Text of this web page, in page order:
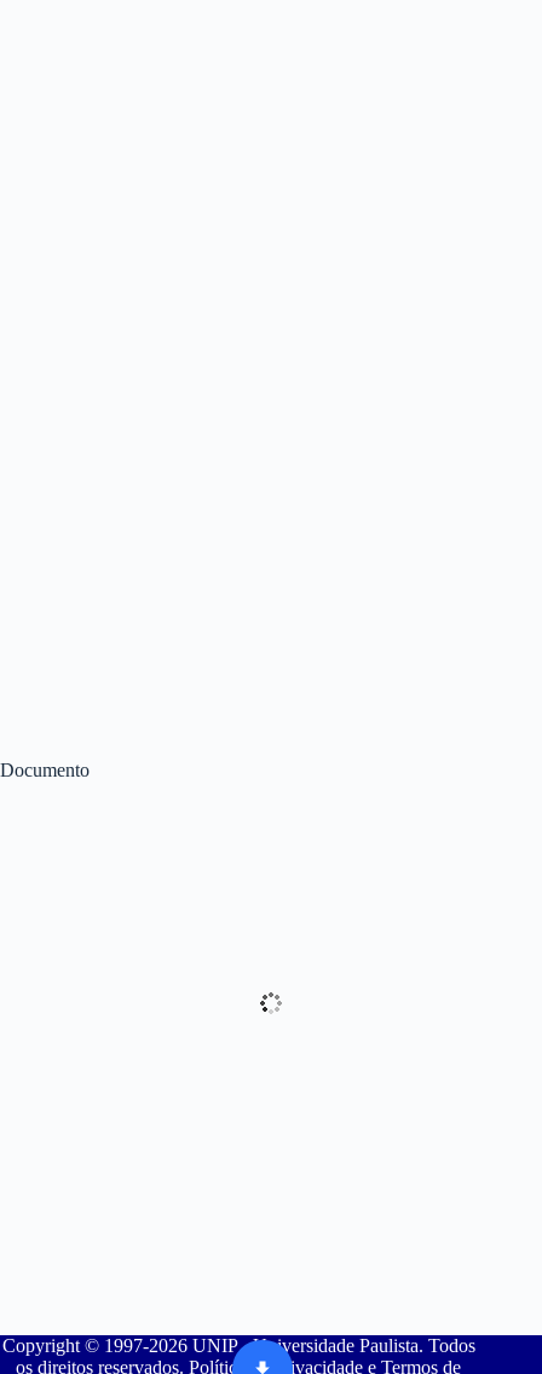
Documento
Copyright © 1997-2026 UNIP - Universidade Paulista. Todos
os direitos reservados. Política de Privacidade e Termos de